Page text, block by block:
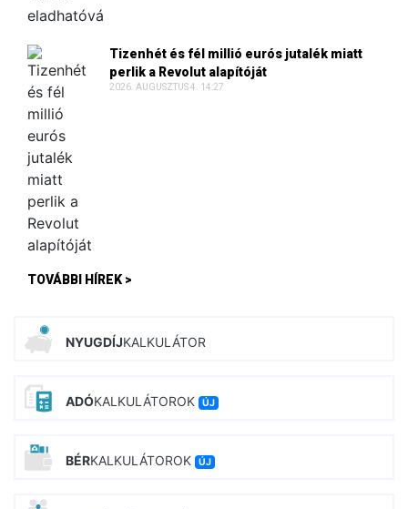
Tizenhét és fél millió eurós jutalék miatt
perlik a Revolut alapítóját
2026. AUGUSZTUS 4. 14:27
TOVÁBBI HÍREK >
NYUGDÍJKALKULÁTOR
ADÓKALKULÁTOROK ÚJ
BÉRKALKULÁTOROK ÚJ